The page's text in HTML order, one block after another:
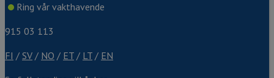
Ring vår vakthavende
915 03 113
FI / SV / NO / ET / LT / EN